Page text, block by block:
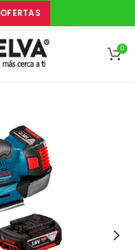
OFERTAS
0